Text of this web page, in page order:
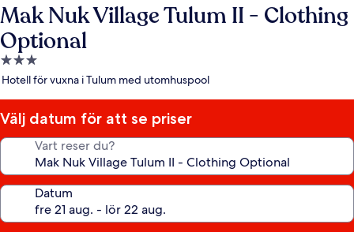
Mak Nuk Village Tulum II - Clothing
Optional
3.0-
stjärnigt
Hotell för vuxna i Tulum med utomhuspool
Välj datum för att se priser
Vart reser du?
Datum